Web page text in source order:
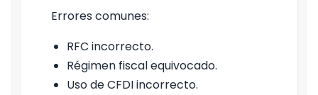
Errores comunes:
RFC incorrecto.
Régimen fiscal equivocado.
Uso de CFDI incorrecto.